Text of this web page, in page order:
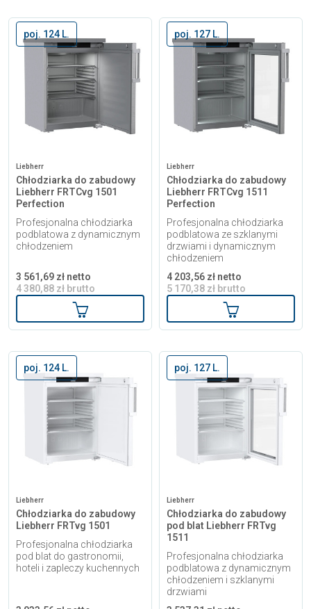
poj. 124 L.
Liebherr
Chłodziarka do zabudowy
Liebherr FRTCvg 1501
Perfection
Profesjonalna chłodziarka
podblatowa z dynamicznym
chłodzeniem
3 561,69 zł netto
4 380,88 zł brutto
Dodaj do koszyka
poj. 127 L.
Liebherr
Chłodziarka do zabudowy
Liebherr FRTCvg 1511
Perfection
Profesjonalna chłodziarka
podblatowa ze szklanymi
drzwiami i dynamicznym
chłodzeniem
4 203,56 zł netto
5 170,38 zł brutto
Dodaj do
poj. 124 L.
Liebherr
Chłodziarka do zabudowy
Liebherr FRTvg 1501
Profesjonalna chłodziarka
pod blat do gastronomii,
hoteli i zapleczy kuchennych
poj. 127 L.
Liebherr
Chłodziarka do zabudowy
pod blat Liebherr FRTvg
1511
Profesjonalna chłodziarka
podblatowa z dynamicznym
chłodzeniem i szklanymi
drzwiami